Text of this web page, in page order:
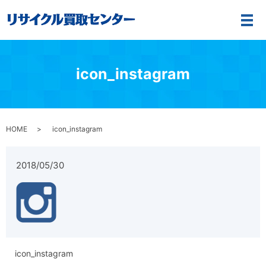
メ
icon_instagram
HOME icon_instagram
2018/05/30
icon_instagram